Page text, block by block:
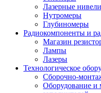
Лазерные
Нутромеры
Глубиномеры
Радиокомпоненты и
Магазин
Лампы
Лазеры
Технологическое
Сборочно-
Оборудование и